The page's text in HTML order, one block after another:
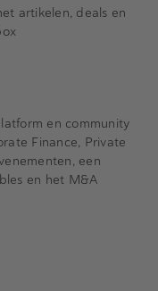
artikelen, deals en
en community
Finance, Private
een
en het M&A